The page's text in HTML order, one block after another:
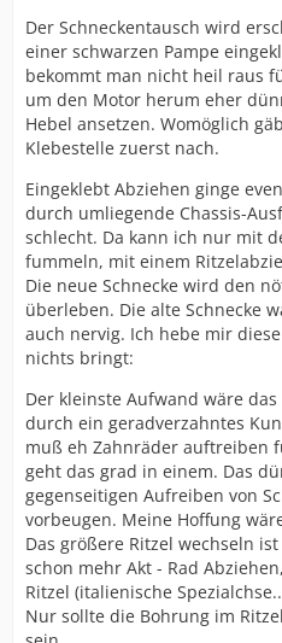
Der Schneckentausch wird
einer schwarzen Pampe
bekommt man nicht heil raus
um den Motor herum eher
Hebel ansetzen. Womöglich
Klebestelle zuerst nach.
Eingeklebt Abziehen ginge
durch umliegende Chassis-
schlecht. Da kann ich nur mit
fummeln, mit einem
Die neue Schnecke wird den
überleben. Die alte Schnecke
auch nervig. Ich hebe mir
nichts bringt:
Der kleinste Aufwand wäre
durch ein geradverzahntes
muß eh Zahnräder auftreiben
geht das grad in einem. Das
gegenseitigen Aufreiben von
vorbeugen. Meine Hoffung
Das größere Ritzel wechseln
schon mehr Akt - Rad
Ritzel (italienische
Nur sollte die Bohrung im